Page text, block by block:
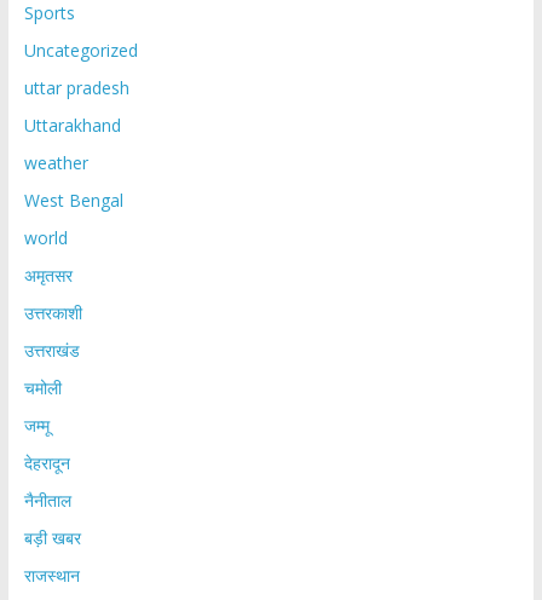
Sports
Uncategorized
uttar pradesh
Uttarakhand
weather
West Bengal
world
अमृतसर
उत्तरकाशी
उत्तराखंड
चमोली
जम्मू
देहरादून
नैनीताल
बड़ी खबर
राजस्थान